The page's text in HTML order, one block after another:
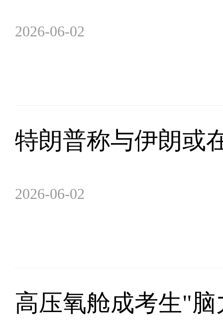
2026-06-02
特朗普称与伊朗或
2026-06-02
高压氧舱成考生"